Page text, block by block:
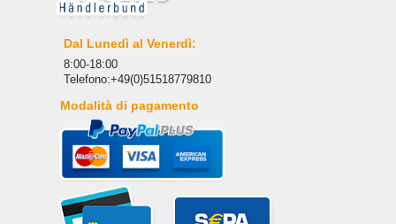
Dal Lunedì al Venerdì:
8:00-18:00
Telefono:+49(0)51518779810
Modalità di pagamento